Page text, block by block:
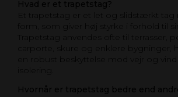
Hvad er et trapetstag?
Et trapetstag er et let og slidstærkt
form, som giver høj styrke i forhold til
Trapetstag anvendes ofte til terrasser,
carporte, skure og enklere bygninger,
en robust beskyttelse mod vejr og vind
isolering.
Hvornår er trapetstag bedre end